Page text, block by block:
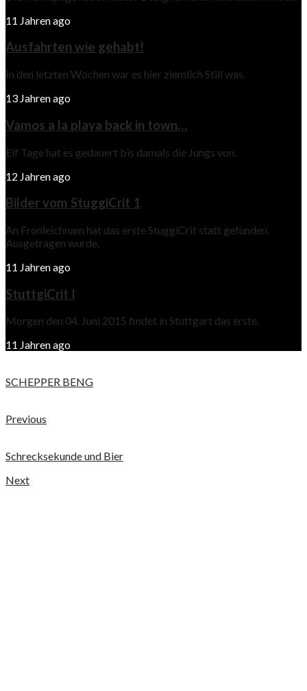
11 Jahren ago
Ausfahrten wie gehabt!
In den letzten Wochen war es hier ziemlich Still was.
13 Jahren ago
Vamos a la playa back in town…
Elf Tage hat es gedauert bis damals die Jungs von.
12 Jahren ago
Bilder vom StuggiCrit 1
An Fronleichnam hat das erste StuggiCrit statt gefunden.
Ausgetragen wurde.
11 Jahren ago
StuttgiCrit I
Morgen den 04. Juni 2015 findet in Stuttgart das erste.
11 Jahren ago
SCHEPPER BENG
Previous
Schrecksekunde und Bier
Next